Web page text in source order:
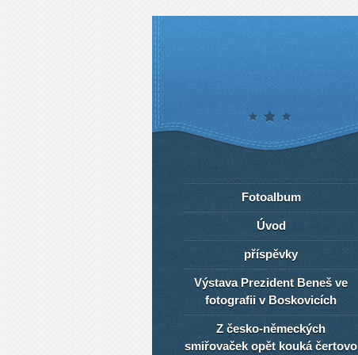
Fotoalbum
Úvod
příspěvky
Výstava Prezident Beneš ve
fotografii v Boskovicích
Z česko-německých
smiřovaček opět kouká čertovo